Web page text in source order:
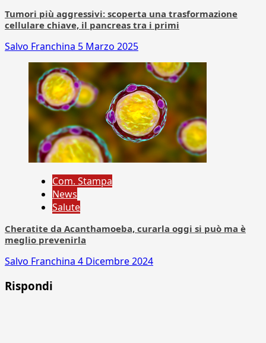
Tumori più aggressivi: scoperta una trasformazione
cellulare chiave, il pancreas tra i primi
Salvo Franchina 5 Marzo 2025
Com. Stampa
News
Salute
Cheratite da Acanthamoeba, curarla oggi si può ma è
meglio prevenirla
Salvo Franchina 4 Dicembre 2024
Rispondi